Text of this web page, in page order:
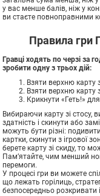
у вас менше балів, ніж у
ви стаєте повноправними
Правила гри
Гравці ходять по черзі за
зробити одну з трьох дій:
Взяти верхню карту
Взяти верхню карту
Крикнути «Геть!»
Вибираючи карту зі стосу,
здатність і скинути або
можуть бути різні:
картки, скинути з ігрової
берете карту зі скиду, то
Пам’ятайте, чим менший
перемоги.
У процесі гри ви можете
що лежать горілиць,
безпосередньо